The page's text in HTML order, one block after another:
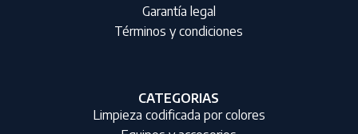
Garantía legal
Términos y condiciones
CATEGORIAS
Limpieza codificada por colores